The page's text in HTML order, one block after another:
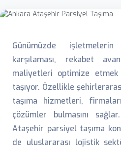
Günümüzde
karşılaması, rekabet
maliyetleri optimize etmek
taşıyor. Özellikle
taşıma hizmetleri,
çözümler bulmasını
Ataşehir parsiyel taşıma
de uluslararası lojistik